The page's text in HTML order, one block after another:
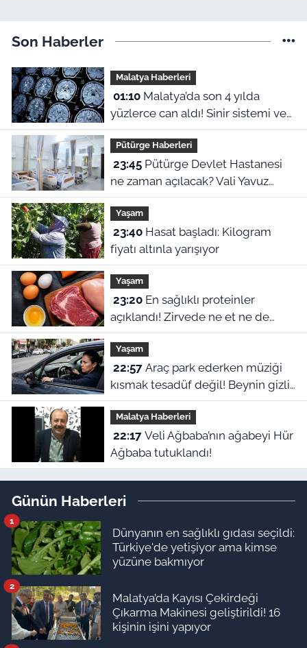
Son Haberler
Malatya Haberleri
01:10Malatya’da son 4 yılda
yüzlerce can aldı! Sinir sistemi ve
duyu organı hastalıklarında şok
veriler
Pütürge Haberleri
23:45Pütürge Devlet Hastanesi
ne zaman açılacak? Vali Yavuz
açıkladı
Yaşam
23:40Hasat başladı: Kilogram
fiyatı altınla yarışıyor
Yaşam
23:20En sağlıklı proteinler
açıklandı! Zirvede ne et ne de
yumurta var
Yaşam
22:57Araç park ederken müziği
kısmak tesadüf değil! Beynin gizli
refleksiymiş
Malatya Haberleri
22:17Veli Ağbaba’nın ağabeyi Hür
Ağbaba tutuklandı!
Günün Haberleri
Dünyanın en sağlıklı gıdası seçildi:
Türkiye'de yetişiyor ama kimse
yüzüne bakmıyor
1
Malatya’da Kayısı Çekirdeği
Çıkarma Makinesi geliştirildi! 16
kişinin işini yapıyor
2